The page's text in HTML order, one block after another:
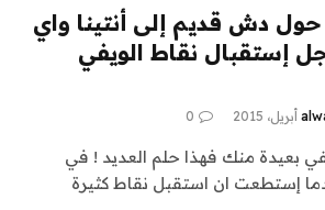
1020 : حول دش قديم إلى أنتينا واي
إستقبال نقاط الويفي
0
بعيدة منك فهذا حلم العديد ! في
إستطعت ان استقبل نقاط كثيرة